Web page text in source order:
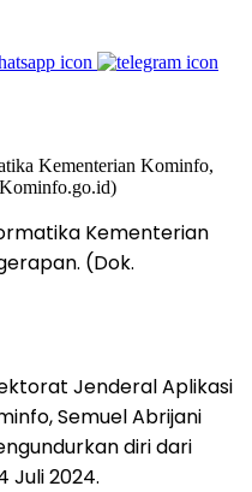
Kementerian
(Dok.
Jenderal Aplikasi
Semuel Abrijani
diri dari
Juli 2024.